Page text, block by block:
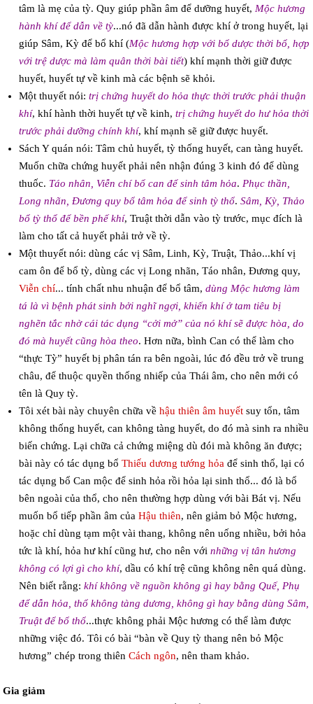
tâm là mẹ của tỳ. Quy giúp phần âm để dưỡng huyết, Mộc hương
hành khí để dẫn về tỳ...nó đã dẫn hành được khí ở trong huyết, lại
giúp Sâm, Kỳ để bổ khí (Mộc hương hợp với bổ dược thời bổ, hợp
với trệ dược mà làm quân thời bài tiết) khí mạnh thời giữ được
huyết, huyết tự về kinh mà các bệnh sẽ khỏi.
Một thuyết nói: trị chứng huyết do hỏa thực thời trước phải thuận
khí, khí hành thời huyết tự về kinh, trị chứng huyết do hư hỏa thời
trước phải dưỡng chính khí, khí mạnh sẽ giữ được huyết.
Sách Y quán nói: Tâm chủ huyết, tỳ thống huyết, can tàng huyết.
Muốn chữa chứng huyết phải nên nhận đúng 3 kinh đó để dùng
thuốc. Táo nhân, Viễn chí bổ can để sinh tâm hỏa. Phục thần,
Long nhãn, Đương quy bổ tâm hỏa để sinh tỳ thổ. Sâm, Kỳ, Thảo
bổ tỳ thổ để bền phế khí, Truật thời dẫn vào tỳ trước, mục đích là
làm cho tất cả huyết phải trở về tỳ.
Một thuyết nói: dùng các vị Sâm, Linh, Kỳ, Truật, Thảo...khí vị
cam ôn để bổ tỳ, dùng các vị Long nhãn, Táo nhân, Đương quy,
Viễn chí... tính chất nhu nhuận để bổ tâm, dùng Mộc hương làm
tá là vì bệnh phát sinh bởi nghĩ ngợi, khiến khí ở tam tiêu bị
nghẽn tắc nhờ cái tác dụng “cởi mở” của nó khí sẽ được hòa, do
đó mà huyết cũng hòa theo. Hơn nữa, bình Can có thể làm cho
“thực Tỳ” huyết bị phân tán ra bên ngoài, lúc đó đều trở về trung
châu, để thuộc quyền thống nhiếp của Thái âm, cho nên mới có
tên là Quy tỳ.
Tôi xét bài này chuyên chữa về hậu thiên âm huyếtsuy tổn, tâm
không thống huyết, can không tàng huyết, do đó mà sinh ra nhiều
biến chứng. Lại chữa cả chứng miệng dù đói mà không ăn được;
bài này có tác dụng bổ Thiếu dương tướng hỏa để sinh thổ, lại có
tác dụng bổ Can mộc để sinh hỏa rồi hỏa lại sinh thổ... đó là bổ
bên ngoài của thổ, cho nên thường hợp dùng với bài Bát vị. Nếu
muốn bổ tiếp phần âm của Hậu thiên, nên giảm bỏ Mộc hương,
hoặc chỉ dùng tạm một vài thang, không nên uống nhiều, bởi hỏa
tức là khí, hỏa hư khí cũng hư, cho nên với những vị tân hương
không có lợi gì cho khí, dầu có khí trệ cũng không nên quá dùng.
Nên biết rằng: khí không về nguồn không gì hay bằng Quế, Phụ
để dẫn hỏa, thổ không tàng dương, không gì hay bằng dùng Sâm,
Truật để bổ thổ...thực không phải Mộc hương có thể làm được
những việc đó. Tôi có bài “bàn về Quy tỳ thang nên bỏ Mộc
hương” chép trong thiên Cách ngôn, nên tham khảo.
Gia giảm